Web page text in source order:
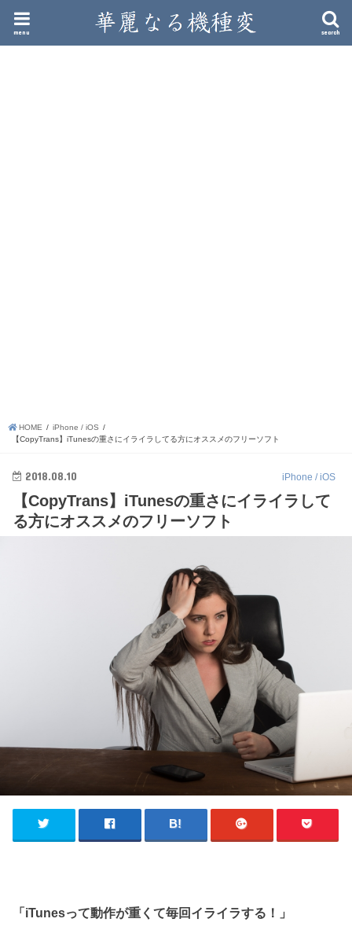
search
menu
HOME
iPhone / iOS
【CopyTrans】iTunesの重さにイライラしてる方にオススメのフリーソフト
iPhone / iOS
2018.08.10
【CopyTrans】iTunesの重さにイライラして
る方にオススメのフリーソフト
「iTunesって動作が重くて毎回イライラする！」